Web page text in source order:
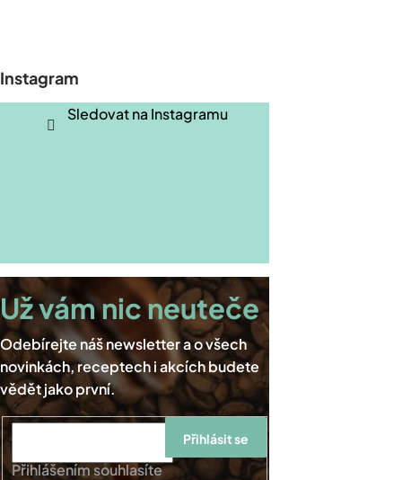
a
t
Instagram
Sledovat na Instagramu
Přihlášením souhlasíte
Přihlásit se